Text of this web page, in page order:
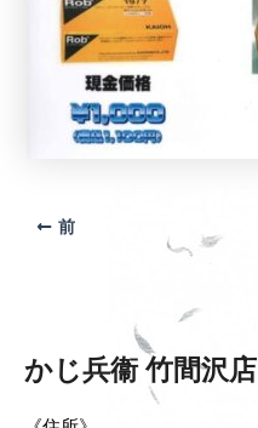
前
かじ兵衞 竹間沢店